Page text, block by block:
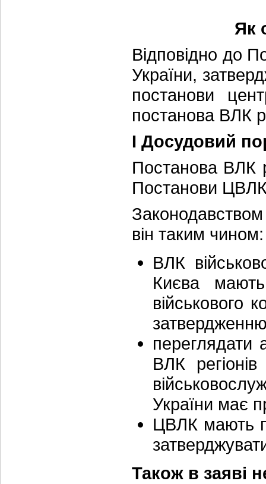
Як
Відповідно до
України,
постанови
постанова ВЛК
І Досудовий
Постанова ВЛК
Постанови
він таким чином:
ВЛК
Києва
військового
переглядати
ВЛК
України має
ЦВЛК мають
Також в заяві